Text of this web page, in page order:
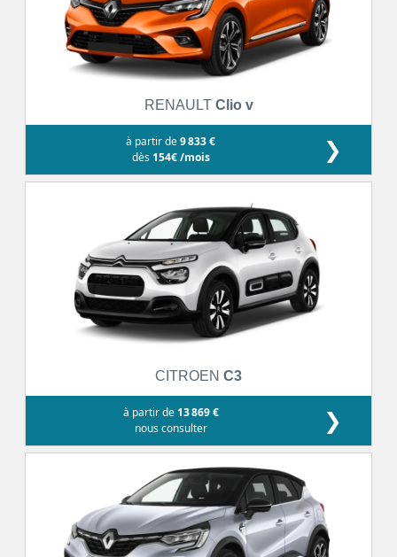
RENAULT Clio v
à partir de9 833 €
dès 154€ /mois ❯
CITROEN C3
à partir de 13 869 €
nous consulter
❯